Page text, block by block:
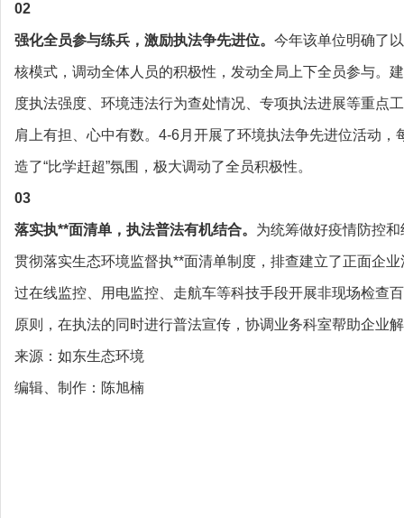
02
强化全员参与练兵，激励执法争先进位。 今年该单位明确了
核模式，调动全体人员的积极性，发动全局上下全员参与。
度执法强度、环境违法行为查处情况、专项执法进展等重点
肩上有担、心中有数。4-6月开展了环境执法争先进位活动
造了“比学赶超”氛围，极大调动了全员积极性。
03
落实执**面清单，执法普法有机结合。 为统筹做好疫情防控
贯彻落实生态环境监督执**面清单制度，排查建立了正面企
过在线监控、用电监控、走航车等科技手段开展非现场检查
原则，在执法的同时进行普法宣传，协调业务科室帮助企业
来源：如东生态环境
编辑、制作：陈旭楠